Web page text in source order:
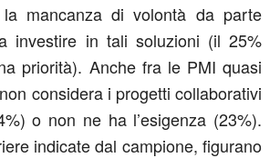
mancanza di volontà da parte
investire in tali soluzioni (il 25%
priorità). Anche fra le PMI quasi
considera i progetti collaborativi
o non ne ha l’esigenza (23%).
indicate dal campione, figurano